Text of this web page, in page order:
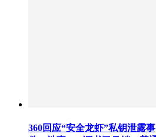
360回应“安全龙虾”私钥泄露事